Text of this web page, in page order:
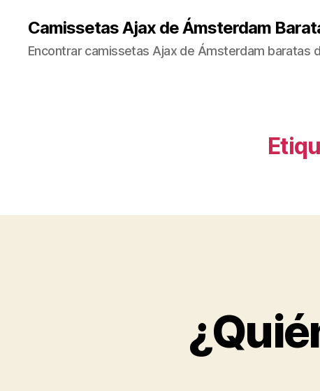
Camissetas Ajax de Ámsterdam
Encontrar camissetas Ajax de Ámsterdam baratas